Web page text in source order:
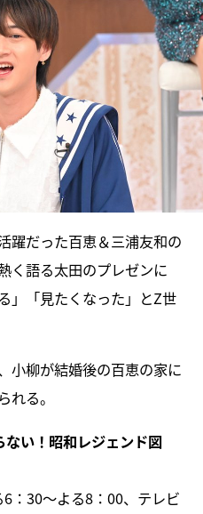
躍だった百恵＆三浦友和の
く語る太田のプレゼンに
」「見たくなった」とZ世
小柳が結婚後の百恵の家に
る。
い！昭和レジェンド図
：30～よる8：00、テレビ